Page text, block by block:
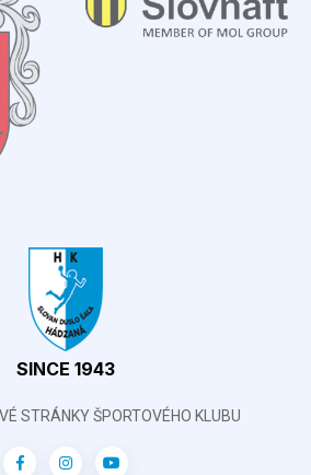
SINCE 1943
STRÁNKY ŠPORTOVÉHO KLUBU